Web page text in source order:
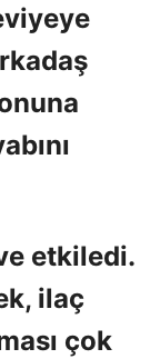
etkiledi.
ilaç
çok